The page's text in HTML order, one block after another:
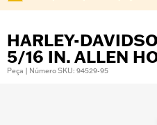
HARLEY-
5/16 IN. ALLEN
Peça | Número SKU: 94529-95